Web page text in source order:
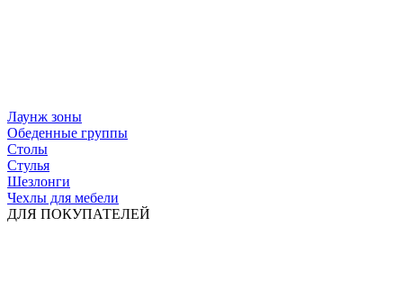
Лаунж зоны
Обеденные группы
Столы
Стулья
Шезлонги
Чехлы для мебели
ДЛЯ ПОКУПАТЕЛЕЙ